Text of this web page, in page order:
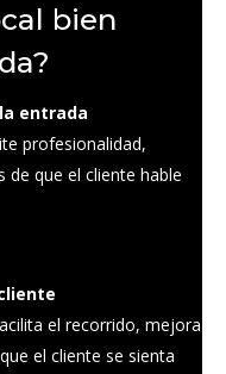
bien
entrada
profesionalidad,
de que el cliente hable
el recorrido, mejora
el cliente se sienta